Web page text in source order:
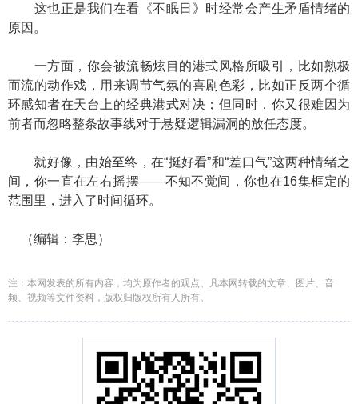
这也正是我们在看《不眠日》时经常会产生矛盾情绪的
原因。
一方面，你会被流畅炫目的港式风格所吸引，比如熟极
而流的动作戏，用来调节气氛的喜剧色彩，比如正反两个循
环感知者在天台上的经典港式对决；但同时，你又很难因为
前者而忽略整条故事线对于悬疑逻辑漏洞的放任态度。
就好像，由始至终，在“挺好看”和“差口气”这两种情绪之
间，你一直在左右摇摆——不知不觉间，你也在16集框定的
范围里，进入了时间循环。
（编辑：李思）
注：本网发表的所有内容，均为原作者的观点。凡本网转载的文章、图片、音
频、视频等文件资料，版权归版权所有人所有。